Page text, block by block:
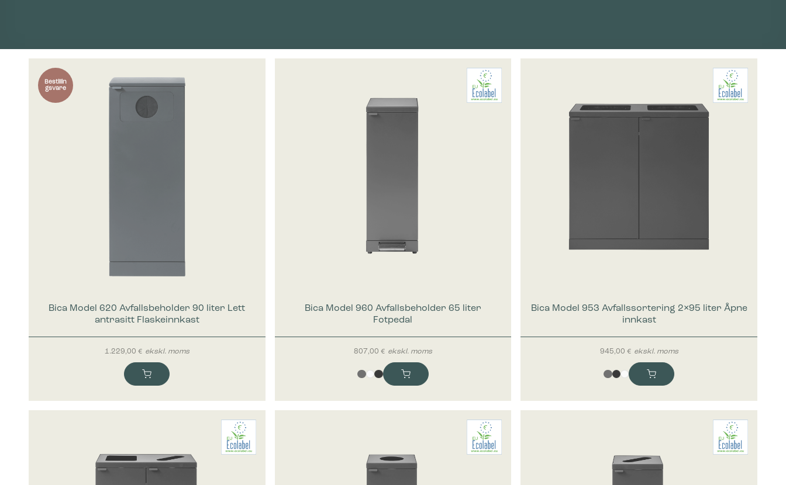
Bestillin
gsvare
Bica Model 620 Avfallsbeholder 90 liter Lett
antrasitt Flaskeinnkast
1.229,00 € ekskl. moms
Bica Model 960 Avfallsbeholder 65 liter
Fotpedal
807,00 € ekskl. moms
Bica Model 953 Avfallssortering 2×95 liter Åpne
innkast
945,00 € ekskl. moms